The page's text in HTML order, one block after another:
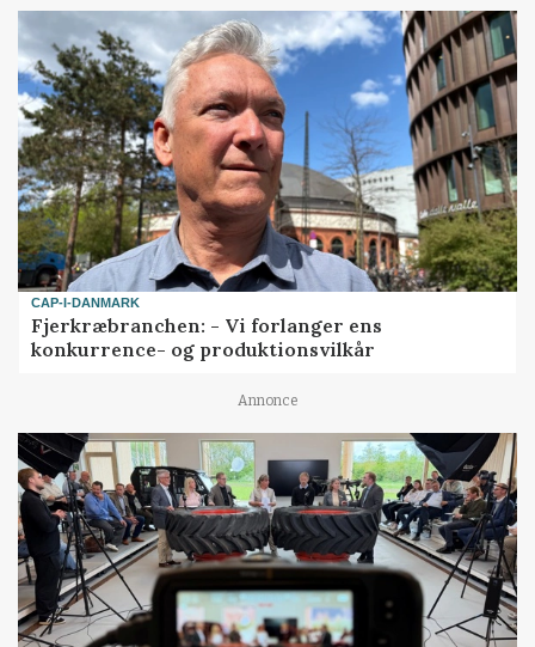
CAP-I-DANMARK
Fjerkræbranchen: - Vi forlanger ens
konkurrence- og produktionsvilkår
Annonce